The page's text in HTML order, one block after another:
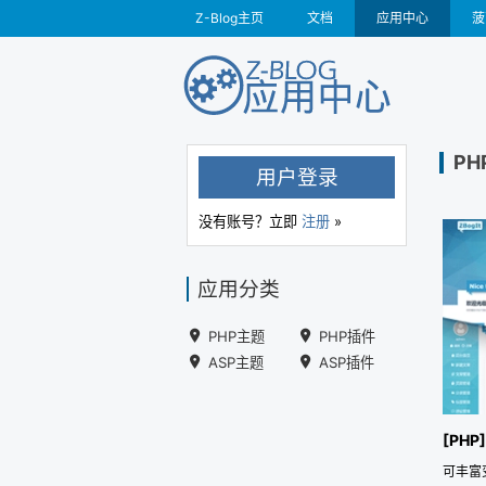
Z-Blog主页 文档 应用中心
用户登录
没有账号？立即 注册 »
应用分类
PHP主题
PHP插件
ASP主题
ASP插件